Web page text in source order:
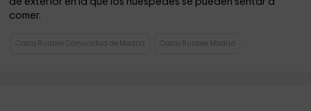
comer.
Casas Rurales Comunidad de Madrid Casas Rurales Madrid